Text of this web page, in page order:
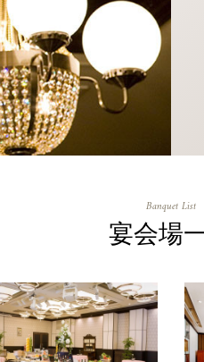
Banquet List
宴会場
りの方
チェックアウト
でない方
宿泊予約確認・